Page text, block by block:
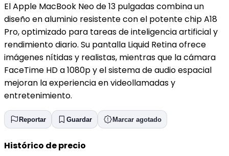
El Apple MacBook Neo de 13 pulgadas combina un
diseño en aluminio resistente con el potente chip A18
Pro, optimizado para tareas de inteligencia artificial y
rendimiento diario. Su pantalla Liquid Retina ofrece
imágenes nítidas y realistas, mientras que la cámara
FaceTime HD a 1080p y el sistema de audio espacial
mejoran la experiencia en videollamadas y
entretenimiento.
Reportar Guardar Marcar agotado
Histórico de precio